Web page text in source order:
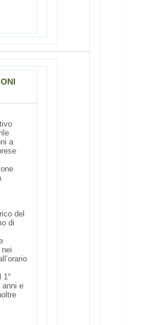
a
del
di
1°
anni e